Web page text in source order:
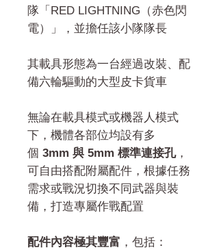
隊「RED LIGHTNING（赤色閃
電）」，並擔任該小隊隊長
其載具形態為一台經過改裝、配
備六輪驅動的大型皮卡貨車
無論在載具模式或機器人模式
下，機體各部位均設有多
個 3mm 與 5mm 標準連接孔，
可自由搭配附屬配件，根據任務
需求或戰況切換不同武器與裝
備，打造專屬作戰配置
配件內容極其豐富 ，包括：